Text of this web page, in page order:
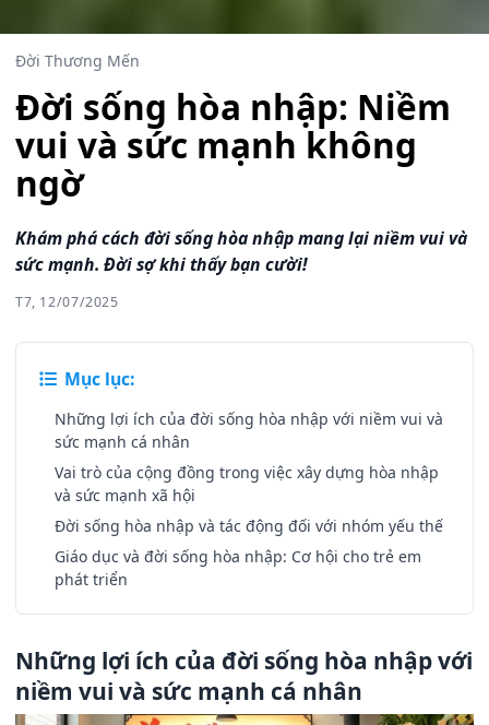
Đời Thương Mến
Đời sống hòa nhập: Niềm
vui và sức mạnh không
ngờ
Khám phá cách đời sống hòa nhập mang lại niềm vui và
sức mạnh. Đời sợ khi thấy bạn cười!
T7, 12/07/2025
Mục lục:
Những lợi ích của đời sống hòa nhập với niềm vui và
sức mạnh cá nhân
Vai trò của cộng đồng trong việc xây dựng hòa nhập
và sức mạnh xã hội
Đời sống hòa nhập và tác động đối với nhóm yếu thế
Giáo dục và đời sống hòa nhập: Cơ hội cho trẻ em
phát triển
Những lợi ích của đời sống hòa nhập với
niềm vui và sức mạnh cá nhân